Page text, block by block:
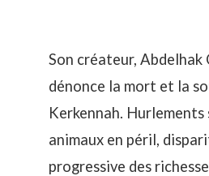
Son créateur, Abdelhak
dénonce la mort et la
Kerkennah. Hurlements
animaux en péril,
progressive des